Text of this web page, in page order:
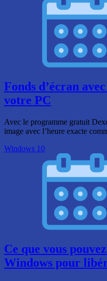
Fonds d’écran
votre PC
Avec le programme gratuit
image avec l’heure exacte
Windows 10
Ce que vous
Windows pour